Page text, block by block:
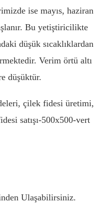
ise mayıs, haziran
Bu yetiştiricilikte
düşük sıcaklıklardan
Verim örtü altı
düşüktür.
Ulaşabilirsiniz.